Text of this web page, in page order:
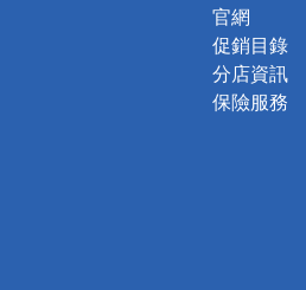
官網
促銷目錄
分店資訊
保險服務